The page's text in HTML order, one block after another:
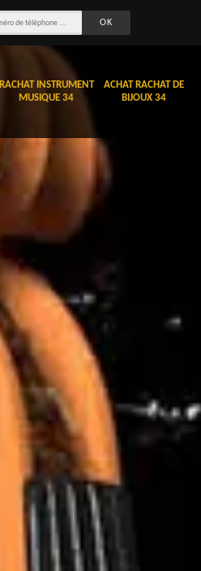
RACHAT INSTRUMENT
MUSIQUE 34
ACHAT RACHAT DE
BIJOUX 34